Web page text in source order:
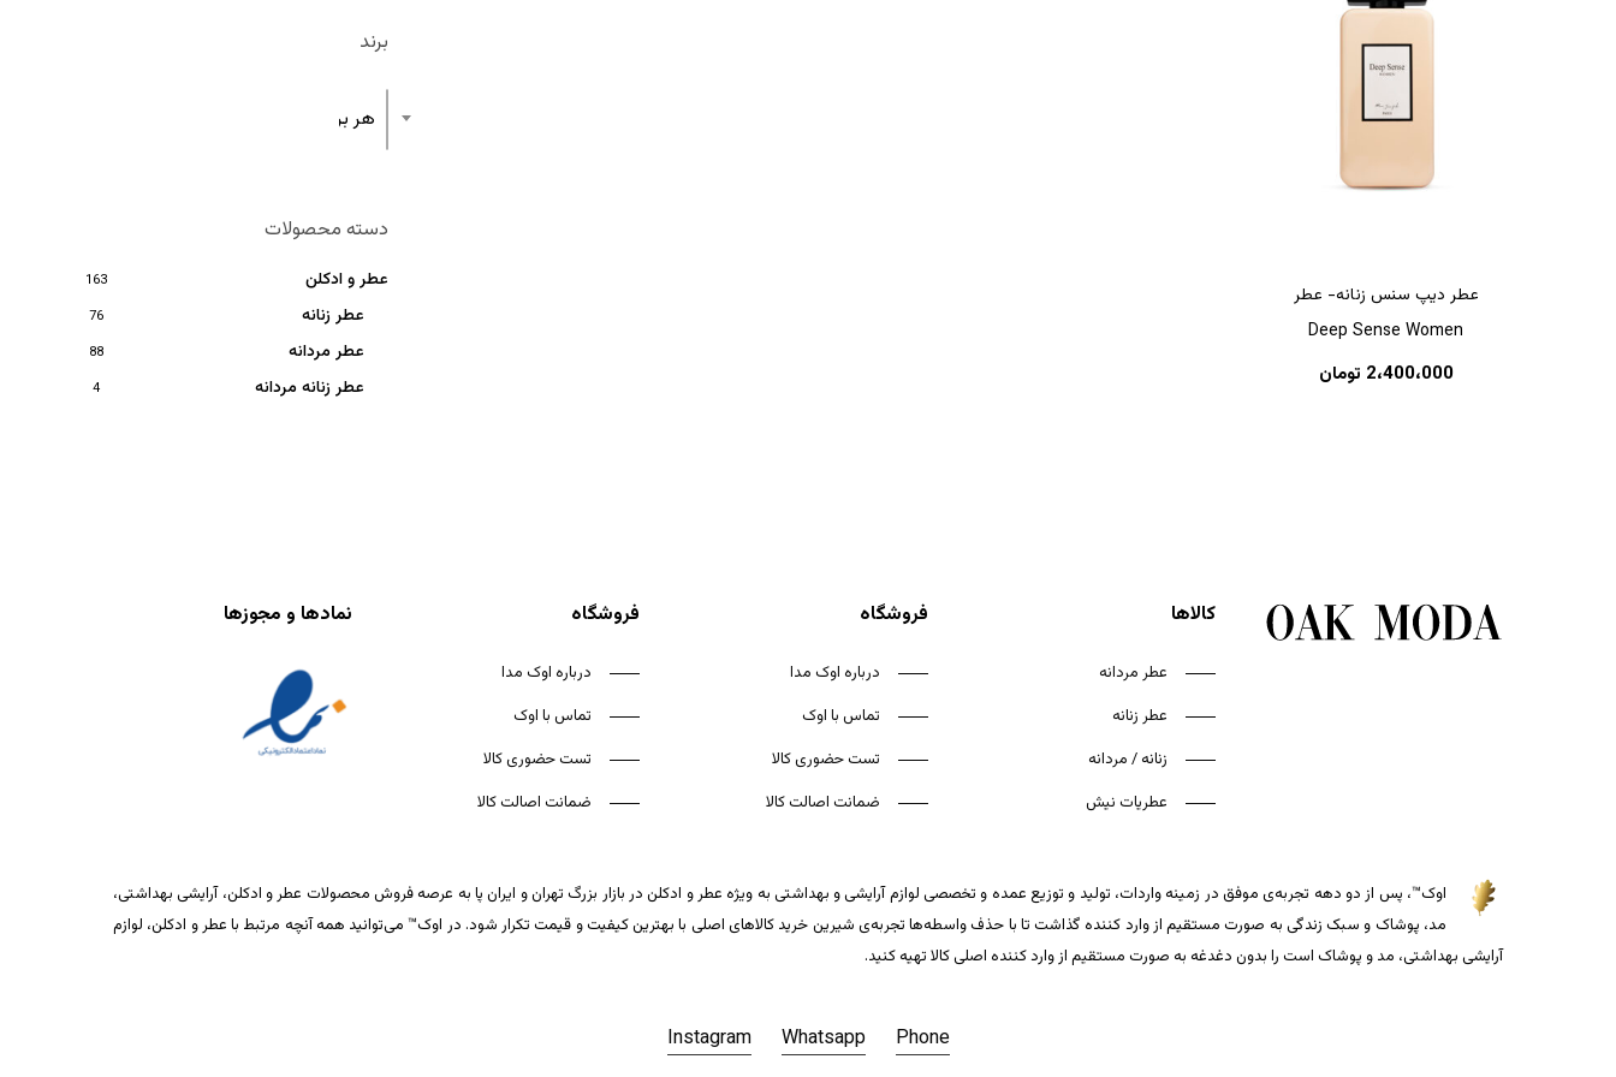
هیچ محصولی در سبد خرید نیست.
برند
هر برند
دسته محصولات
عطر و ادکلن 163
عطر زنانه 76
عطر مردانه 88
عطر زنانه مردانه 4
عطر دیپ سنس زنانه- عطر
Deep Sense Women
2،400،000 تومان
کالاها
عطر مردانه
عطر زنانه
زنانه / مردانه
عطریات نیش
فروشگاه
درباره اوک مدا
تماس با اوک
تست حضوری کالا
ضمانت اصالت کالا
فروشگاه
درباره اوک مدا
تماس با اوک
تست حضوری کالا
ضمانت اصالت کالا
نمادها و مجوزها
اوک™، پس از دو دهه تجربه‌ی موفق در زمینه واردات، تولید و توزیع عمده و تخصصی لوازم آرایشی و بهداشتی به ویژه عطر و ادکلن در بازار بزرگ تهران و ایران پا به عرصه فروش محصولات عطر و ادکلن، آرایشی بهداشتی،
مد، پوشاک و سبک زندگی به صورت مستقیم از وارد کننده گذاشت تا با حذف واسطه‌ها تجربه‌ی شیرین خرید کالاهای اصلی با بهترین کیفیت و قیمت تکرار شود. در اوک™ می‌توانید همه آنچه مرتبط با عطر و ادکلن، لوازم
آرایشی بهداشتی، مد و پوشاک است را بدون دغدغه به صورت مستقیم از وارد کننده اصلی کالا تهیه کنید.
Instagram Whatsapp Phone